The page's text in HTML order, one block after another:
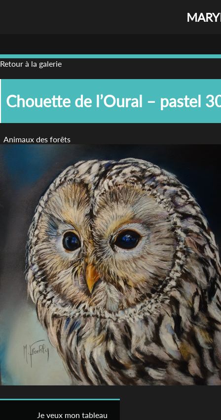
Retour à la galerie
Chouette de l’Oural – pastel
Animaux des forêts
Je veux mon tableau